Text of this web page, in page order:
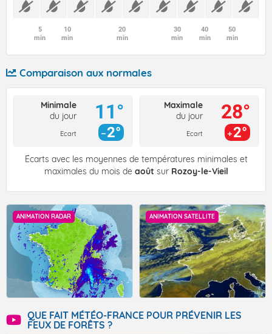
5
min
10
min
20
min
30
min
40
min
50
min
Comparaison aux normales
Minimale
du jour
Ecart
11°
2°
Maximale
du jour
Ecart
28°
2°
Écarts avec les moyennes de températures minimales et
maximales du mois de août sur Rozoy-le-Vieil
ANIMATION RADAR ANIMATION SATELLITE
QUE FAIT MÉTÉO-FRANCE POUR PRÉVENIR LES
FEUX DE FORÊTS ?